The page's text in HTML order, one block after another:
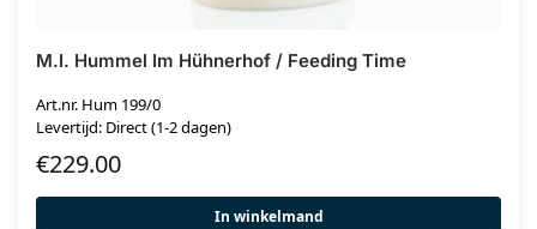
M.I. Hummel Im Hühnerhof / Feeding Time
Art.nr. Hum 199/0
Levertijd: Direct (1-2 dagen)
€229.00
In winkelmand